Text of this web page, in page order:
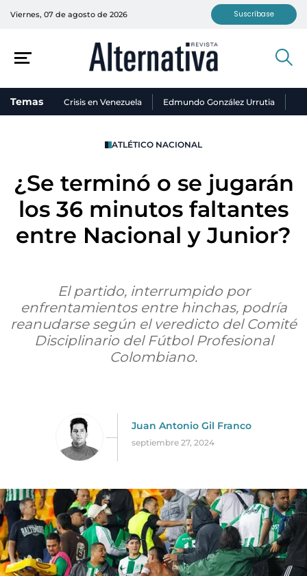
Viernes, 07 de agosto de 2026 Suscríbase
Temas Crisis en Venezuela Edmundo González Urrutia
ATLÉTICO NACIONAL
¿Se terminó o se jugarán
los 36 minutos faltantes
entre Nacional y Junior?
El partido, interrumpido por
enfrentamientos entre hinchas, podría
reanudarse según el veredicto del Comité
Disciplinario del Fútbol Profesional
Colombiano.
Juan Antonio Gil Franco
septiembre 27, 2024